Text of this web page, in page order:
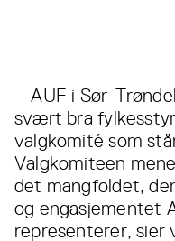
– AUF i Sør-
svært bra
valgkomité som
Valgkomiteen
det mangfoldet,
og engasjementet
representerer, sier